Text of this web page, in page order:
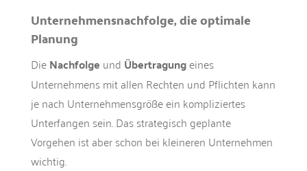
Unternehmensnachfolge, die optimale
Planung
DieNachfolge und Übertragungeines
Unternehmens mit allen Rechten und Pflichten kann
je nach Unternehmensgröße ein kompliziertes
Unterfangen sein. Das strategisch geplante
Vorgehen ist aber schon bei kleineren Unternehmen
wichtig.